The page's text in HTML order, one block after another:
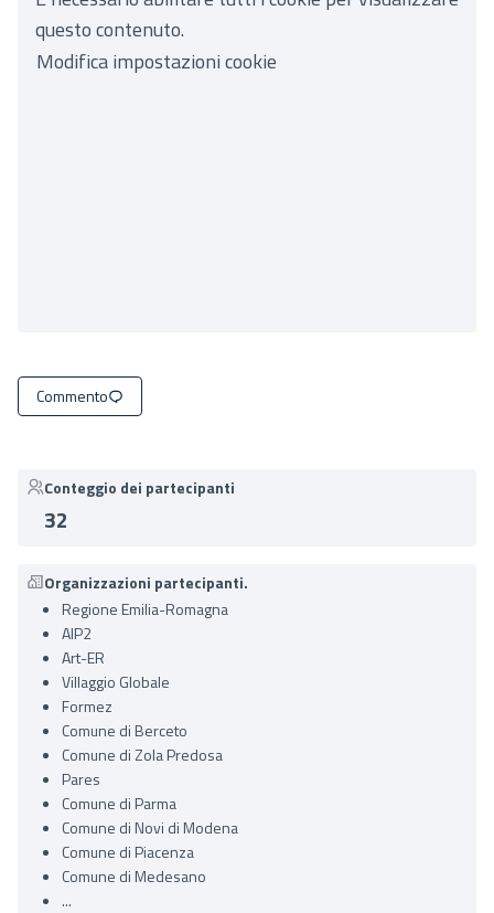
questo contenuto.
Modifica impostazioni cookie
Commento
Conteggio dei partecipanti
32
Organizzazioni partecipanti.
Regione Emilia-Romagna
AIP2
Art-ER
Villaggio Globale
Formez
Comune di Berceto
Comune di Zola Predosa
Pares
Comune di Parma
Comune di Novi di Modena
Comune di Piacenza
Comune di Medesano
...